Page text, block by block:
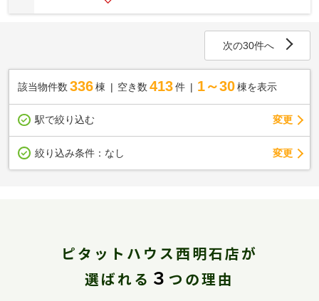
次の30件へ
該当物件数 336棟 空き数 413 件 1～30 棟を表示
駅で絞り込む 変更
絞り込み条件： なし 変更
ピタットハウス西明石店が
選ばれる ３ つの理由